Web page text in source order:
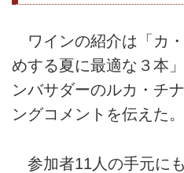
ワインの紹介は「カ
めする夏に最適な３本
ンバサダーのルカ・チ
ングコメントを伝えた。
参加者11人の手元に